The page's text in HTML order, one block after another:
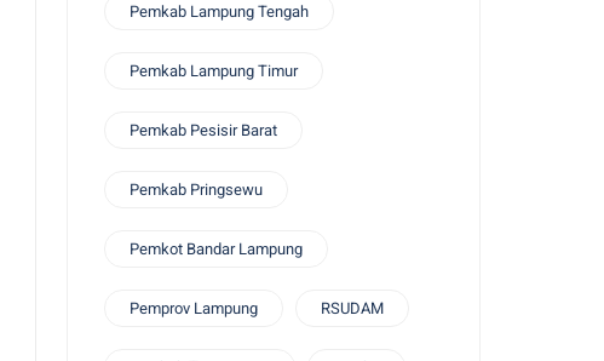
Pemkab Lampung Tengah
Pemkab Lampung Timur
Pemkab Pesisir Barat
Pemkab Pringsewu
Pemkot Bandar Lampung
Pemprov Lampung RSUDAM